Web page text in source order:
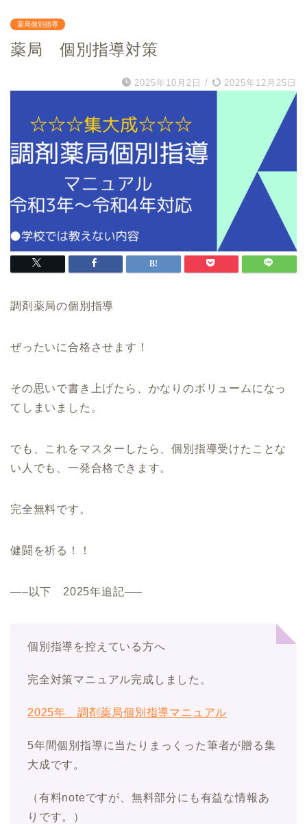
薬局個別指導
薬局 個別指導対策
2025年10月2日 / 2025年12月25日
調剤薬局の個別指導
ぜったいに合格させます！
その思いで書き上げたら、かなりのボリュームになっ
てしまいました。
でも、これをマスターしたら、個別指導受けたことな
い人でも、一発合格できます。
完全無料です。
健闘を祈る！！
—–以下 2025年追記—–
個別指導を控えている方へ
完全対策マニュアル完成しました。
2025年 調剤薬局個別指導マニュアル
5年間個別指導に当たりまっくった筆者が贈る集
大成です。
（有料noteですが、無料部分にも有益な情報あ
りです。）